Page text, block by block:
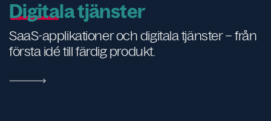
Digitala tjänster
SaaS-applikationer och digitala tjänster – från
första idé till färdig produkt.